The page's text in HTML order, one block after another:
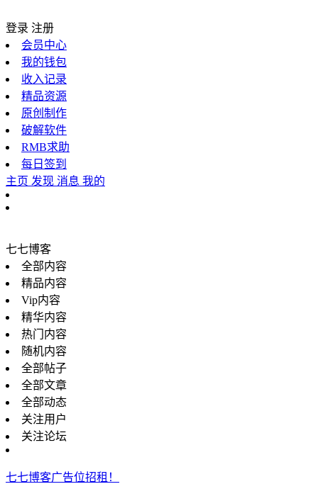
登录 注册
会员中心
我的钱包
收入记录
精品资源
原创制作
破解软件
RMB求助
每日签到
主页 发现 消息 我的
七七博客
全部内容
精品内容
Vip内容
精华内容
热门内容
随机内容
全部帖子
全部文章
全部动态
关注用户
关注论坛
七七博客广告位招租！